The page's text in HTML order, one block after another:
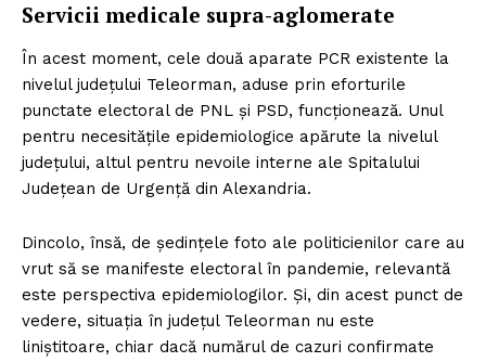
Servicii medicale supra-aglomerate
În acest moment, cele două aparate PCR existente la
nivelul județului Teleorman, aduse prin eforturile
punctate electoral de PNL și PSD, funcționează. Unul
pentru necesitățile epidemiologice apărute la nivelul
județului, altul pentru nevoile interne ale Spitalului
Județean de Urgență din Alexandria.
Dincolo, însă, de ședințele foto ale politicienilor care au
vrut să se manifeste electoral în pandemie, relevantă
este perspectiva epidemiologilor. Și, din acest punct de
vedere, situația în județul Teleorman nu este
liniștitoare, chiar dacă numărul de cazuri confirmate